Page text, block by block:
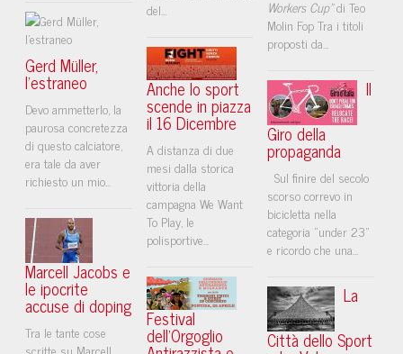
Gerd Müller,
l’estraneo
Devo ammetterlo, la
paurosa concretezza
di questo calciatore,
era tale da aver
richiesto un mio...
Marcell Jacobs e
le ipocrite
accuse di doping
Tra le tante cose
del...
Anche lo sport
scende in piazza
il 16 Dicembre
A distanza di due
mesi dalla storica
vittoria della
campagna We Want
To Play, le
polisportive...
Festival
dell'Orgoglio
Workers Cup"di Teo
Molin Fop Tra i titoli
proposti da...
Il
Giro della
propaganda
Sul finire del secolo
scorso correvo in
bicicletta nella
categoria "under 23"
e ricordo che una...
La
Città dello Sport